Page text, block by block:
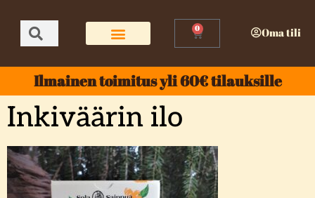
0 Oma tili
Ilmainen toimitus yli 60€ tilauksille
Inkiväärin ilo